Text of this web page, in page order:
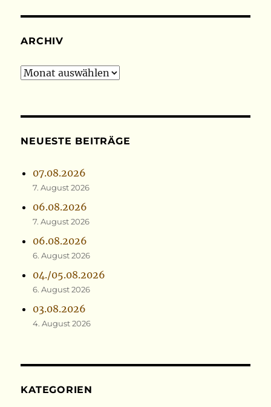
ARCHIV
Archiv
NEUESTE BEITRÄGE
07.08.2026
7. August 2026
06.08.2026
7. August 2026
06.08.2026
6. August 2026
04./05.08.2026
6. August 2026
03.08.2026
4. August 2026
KATEGORIEN